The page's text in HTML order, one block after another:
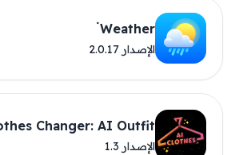
Weather ۬
الإصدار 2.0.17
Changer: AI Outfit
الإصدار 1.3